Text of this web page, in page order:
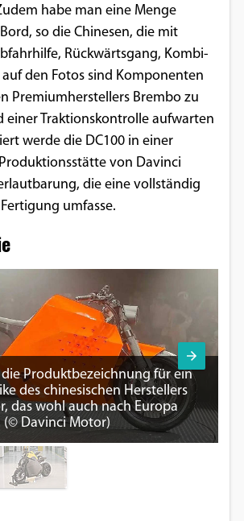
habe man eine Menge
so die Chinesen, die mit
Rückwärtsgang, Kombi-
auf den Fotos sind Komponenten
Premiumherstellers Brembo zu
einer Traktionskontrolle aufwarten
werde die DC100 in einer
von Davinci
die eine vollständig
umfasse.
die Produktbezeichnung für ein
des chinesischen Herstellers
das wohl auch nach Europa
(© Davinci Motor)